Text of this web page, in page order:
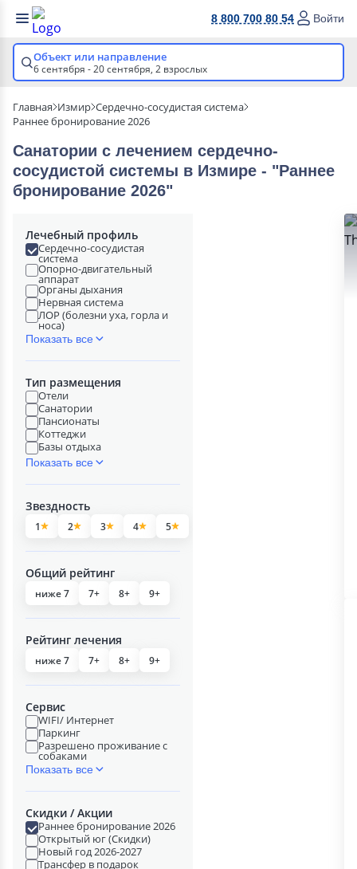
8 800 700 80 54 Войти
Объект или направление
6 сентября - 20 сентября, 2 взрослых
Главная Измир Сердечно-сосудистая система
Раннее бронирование 2026
Санатории с лечением сердечно-
сосудистой системы в Измире - "Раннее
бронирование 2026"
Лечебный профиль
Сердечно-сосудистая
система
Опорно-двигательный
аппарат
Органы дыхания
Нервная система
ЛОР (болезни уха, горла и
носа)
Показать все
Тип размещения
Отели
Санатории
Пансионаты
Коттеджи
Базы отдыха
Показать все
Звездность
1 2 3 4 5
Общий рейтинг
ниже 7 7+ 8+ 9+
Рейтинг лечения
ниже 7 7+ 8+ 9+
Сервис
WIFI/ Интернет
Паркинг
Разрешено проживание с
собаками
Показать все
Скидки / Акции
Раннее бронирование 2026
Открытый юг (Скидки)
Новый год 2026-2027
Трансфер в подарок